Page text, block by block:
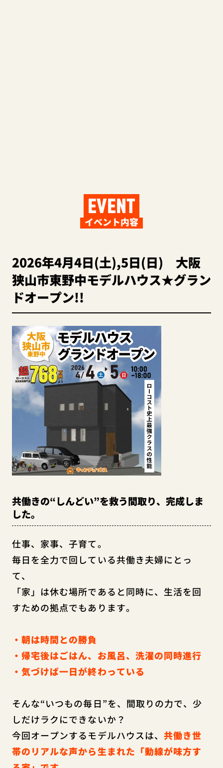
EVENT
イベント内容
2026年4月4日(土),5日(日) 大阪
狭山市東野中モデルハウス★グラン
ドオープン!!
共働きの“しんどい”を救う間取り、完成しま
した。
仕事、家事、子育て。
毎日を全力で回している共働き夫婦にとっ
て、
「家」は休む場所であると同時に、生活を回
すための拠点でもあります。
・朝は時間との勝負
・帰宅後はごはん、お風呂、洗濯の同時進行
・気づけば一日が終わっている
そんな“いつもの毎日”を、間取りの力で、少
しだけラクにできないか？
今回オープンするモデルハウスは、共働き世
帯のリアルな声から生まれた「動線が味方す